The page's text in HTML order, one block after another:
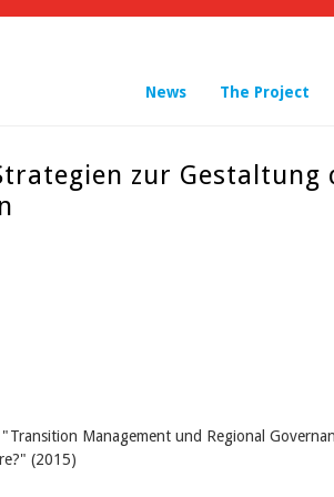
News The Project
zur Gestaltung
Management und Regional
(2015)